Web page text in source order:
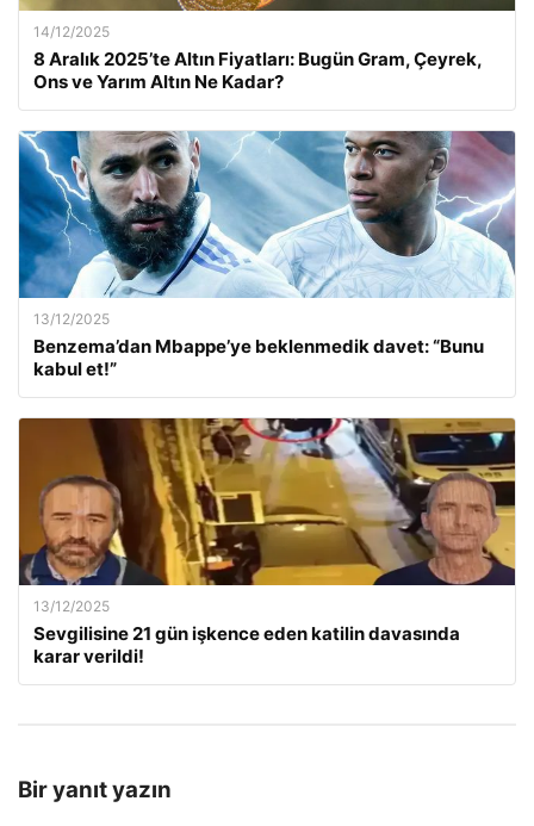
14/12/2025
8 Aralık 2025’te Altın Fiyatları: Bugün Gram, Çeyrek,
Ons ve Yarım Altın Ne Kadar?
13/12/2025
Benzema’dan Mbappe’ye beklenmedik davet: “Bunu
kabul et!”
13/12/2025
Sevgilisine 21 gün işkence eden katilin davasında
karar verildi!
Bir yanıt yazın